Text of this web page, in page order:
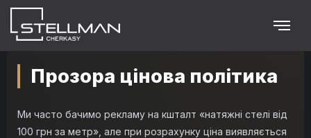
Прозора цінова політика
Ми часто бачимо рекламу на кшталт «натяжні стелі від
100 грн за метр», але при розрахунку ціна виявляється